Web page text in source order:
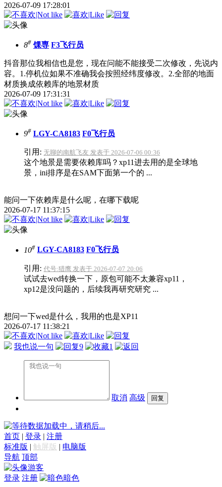
2026-07-09 17:28:01
8# 馃専 F3飞行员
抖音那位我相信也是您，现在问能不能接受二次修改，先说内
容。1.停机位如果不准确我会按照经纬度修改。2.全部的地面
材质换成依赖库的地景材质
2026-07-09 17:31:31
9# LGY-CA8183 F0飞行员
引用: 无聊的南航飞友 发表于 2026-07-06 00:36
这个地景是需要依赖库吗？xp11进去用的是全球地
景，ini排序是在SAM下面第一个的 ...
能问一下依赖库是什么呢，在哪下载呢
2026-07-17 11:37:15
10# LGY-CA8183 F0飞行员
引用: 代号:猎鹰 发表于 2026-07-07 20:06
试试去wed转换一下，原包可能不太兼容xp11，
xp12是没问题的，后续我再研究研究 ...
想问一下wed是什么，我用的也是XP11
2026-07-17 11:38:21
我也说一句 9 1
取消 高级
数据加载中，请稍后...
首页 | 登录 | 注册
标准版 | 触屏版 | 电脑版
导航 顶部
游客
登录 注册 暗色